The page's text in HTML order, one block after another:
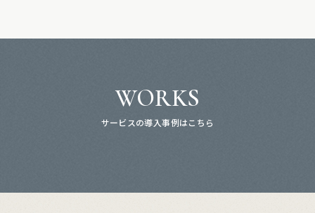
WORKS
サービスの導入事例はこちら